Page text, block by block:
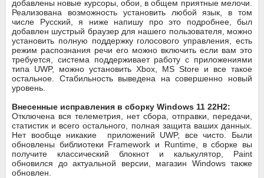
добавлены новые курсоры, обои, в общем приятные мелочи.
Реализована возможность установить любой язык, в том
числе Русский, я ниже напишу про это подробнее, был
добавлен шустрый браузер для нашего пользователя, можно
установить полную поддержку голосового управления, есть
режим распознания речи его можно включить если вам это
требуется, система поддерживает работу с приложениями
типа UWP, можно установить Xbox, MS Store и все такое
остальное. Стабильность выведена на совершенно новый
уровень.
Внесенные исправления в сборку Windows 11 22H2:
Отключена вся телеметрия, нет сбора, отправки, передачи,
статистик и всего остального, полная защита ваших данных.
Нет вообще никакие приложений UWP, все чисто. Были
обновлены библиотеки Framework и Runtime, в сборке вы
получите классический блокнот и калькулятор, Paint
обновился до актуальной версии, магазин Windows также
обновлен.